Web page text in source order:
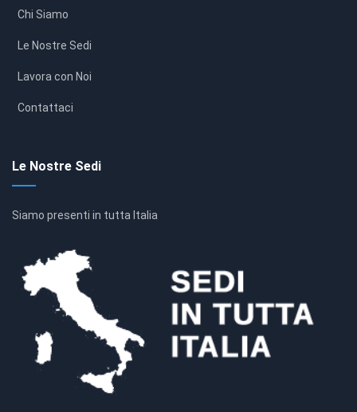
Chi Siamo
Le Nostre Sedi
Lavora con Noi
Contattaci
Le Nostre Sedi
Siamo presenti in tutta Italia